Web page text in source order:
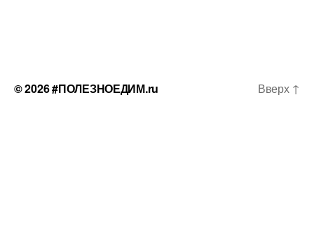
© 2026#ПОЛЕЗНОЕДИМ.ru Вверх ↑